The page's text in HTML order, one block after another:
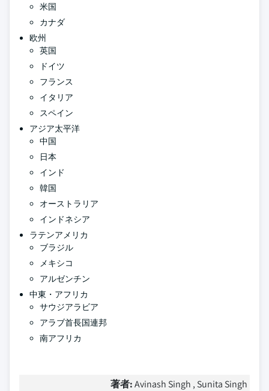
米国
カナダ
欧州
英国
ドイツ
フランス
イタリア
スペイン
アジア太平洋
中国
日本
インド
韓国
オーストラリア
インドネシア
ラテンアメリカ
ブラジル
メキシコ
アルゼンチン
中東・アフリカ
サウジアラビア
アラブ首長国連邦
南アフリカ
著者:Avinash Singh , Sunita Singh